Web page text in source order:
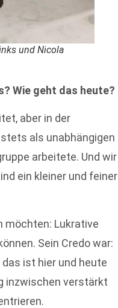
und Nicola
Wie geht das heute?
aber in der
als unabhängigen
arbeitete. Und wir
ein kleiner und feiner
möchten: Lukrative
Sein Credo war:
das ist hier und heute
inzwischen verstärkt